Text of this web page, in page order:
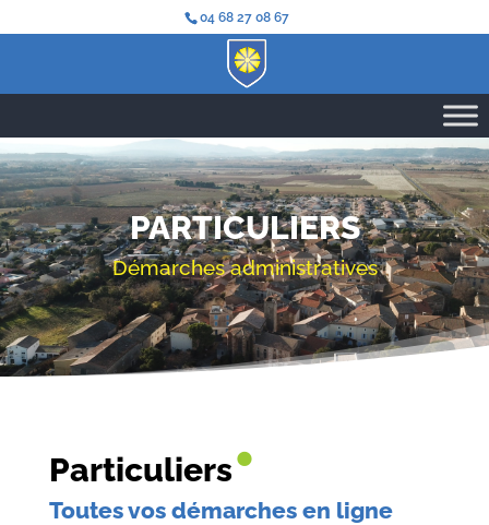
04 68 27 08 67
PARTICULIERS
Démarches administratives
Particuliers•
Toutes vos démarches en ligne